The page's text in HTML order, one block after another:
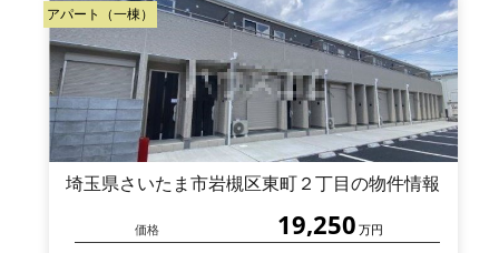
アパート（一棟）
埼玉県さいたま市岩槻区東町２丁目の物件情報
価格 19,250 万円